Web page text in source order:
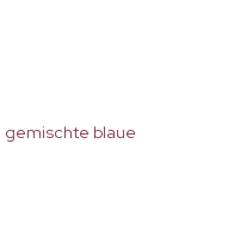
gemischte blaue